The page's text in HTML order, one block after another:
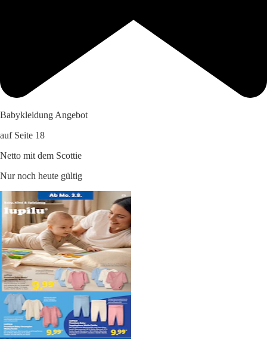
Babykleidung Angebot
auf Seite 18
Netto mit dem Scottie
Nur noch heute gültig